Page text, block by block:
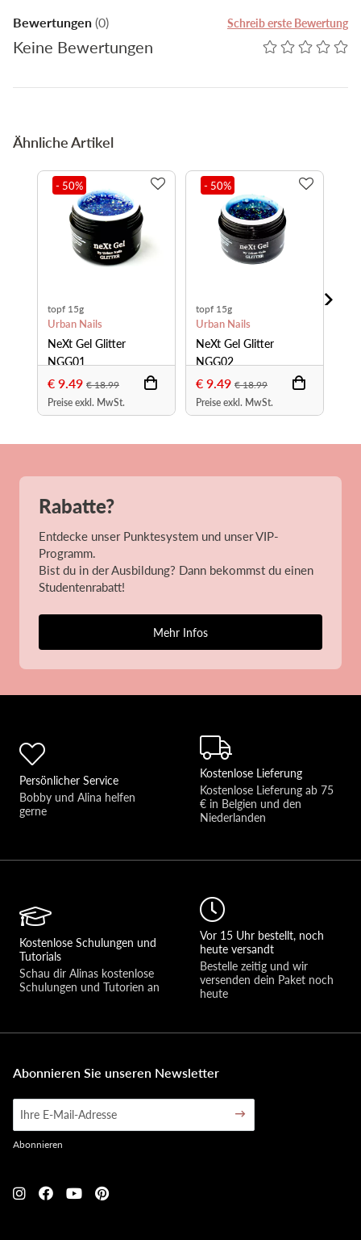
Bewertungen(0) Schreib erste Bewertung
Keine Bewertungen
Ähnliche Artikel
- 50%
topf 15g
Urban Nails
NeXt Gel Glitter
NGG01
€ 9.49 € 18.99
Preise exkl. MwSt.
- 50%
topf 15g
Urban Nails
NeXt Gel Glitter
NGG02
€ 9.49 € 18.99
Preise exkl. MwSt.
Rabatte?
Entdecke unser Punktesystem und unser VIP-
Programm.
Bist du in der Ausbildung? Dann bekommst du einen
Studentenrabatt!
Mehr Infos
Persönlicher Service
Bobby und Alina helfen
gerne
Kostenlose Lieferung
Kostenlose Lieferung ab 75
€ in Belgien und den
Niederlanden
Kostenlose Schulungen und
Tutorials
Schau dir Alinas kostenlose
Schulungen und Tutorien an
Vor 15 Uhr bestellt, noch
heute versandt
Bestelle zeitig und wir
versenden dein Paket noch
heute
Abonnieren Sie unseren Newsletter
Abonnieren